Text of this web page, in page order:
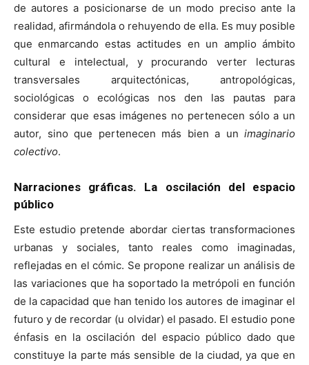
de autores a posicionarse de un modo preciso ante la
realidad, afirmándola o rehuyendo de ella. Es muy posible
que enmarcando estas actitudes en un amplio ámbito
cultural e intelectual, y procurando verter lecturas
transversales arquitectónicas, antropológicas,
sociológicas o ecológicas nos den las pautas para
considerar que esas imágenes no pertenecen sólo a un
autor, sino que pertenecen más bien a un imaginario
colectivo.
Narraciones gráficas. La oscilación del espacio
público
Este estudio pretende abordar ciertas transformaciones
urbanas y sociales, tanto reales como imaginadas,
reflejadas en el cómic. Se propone realizar un análisis de
las variaciones que ha soportado la metrópoli en función
de la capacidad que han tenido los autores de imaginar el
futuro y de recordar (u olvidar) el pasado. El estudio pone
énfasis en la oscilación del espacio público dado que
constituye la parte más sensible de la ciudad, ya que en